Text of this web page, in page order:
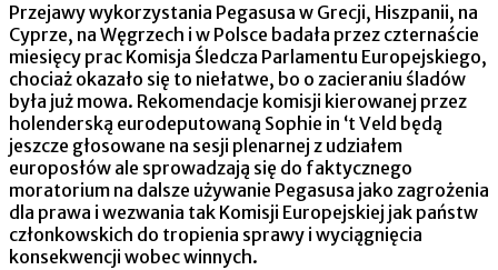
Przejawy wykorzystania Pegasusa w Grecji, Hiszpanii, na
Cyprze, na Węgrzech i w Polsce badała przez czternaście
miesięcy prac Komisja Śledcza Parlamentu Europejskiego,
chociaż okazało się to niełatwe, bo o zacieraniu śladów
była już mowa. Rekomendacje komisji kierowanej przez
holenderską eurodeputowaną Sophie in ‘t Veld będą
jeszcze głosowane na sesji plenarnej z udziałem
europosłów ale sprowadzają się do faktycznego
moratorium na dalsze używanie Pegasusa jako zagrożenia
dla prawa i wezwania tak Komisji Europejskiej jak państw
członkowskich do tropienia sprawy i wyciągnięcia
konsekwencji wobec winnych.